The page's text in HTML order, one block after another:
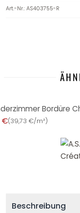
Art.-Nr.:AS403755-R
€(39,73 €/m²)
Beschreibung